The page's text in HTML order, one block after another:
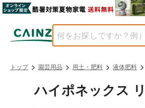
トップ 園芸用品 用土・肥料 液体肥料
ハイポネックス